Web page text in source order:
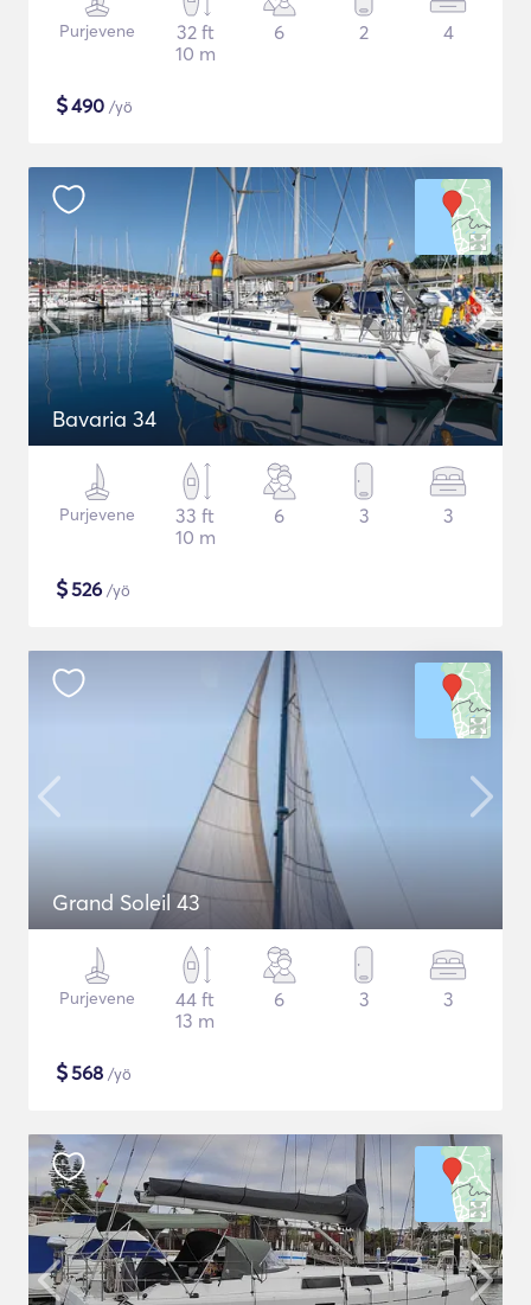
Purjevene
32 ft
10 m
6 2 4
$490 /yö
Bavaria 34
Purjevene
33 ft
10 m
6 3 3
$526 /yö
Grand Soleil 43
Purjevene
44 ft
13 m
6 3 3
$568 /yö